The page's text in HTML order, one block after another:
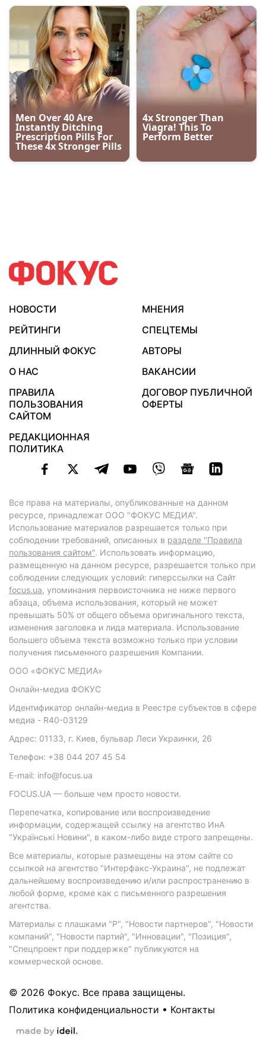
НОВОСТИ
МНЕНИЯ
РЕЙТИНГИ
СПЕЦТЕМЫ
ДЛИННЫЙ ФОКУС
АВТОРЫ
О НАС
ВАКАНСИИ
ПРАВИЛА
ПОЛЬЗОВАНИЯ
САЙТОМ
ДОГОВОР ПУБЛИЧНОЙ
ОФЕРТЫ
РЕДАКЦИОННАЯ
ПОЛИТИКА
Все права на материалы, опубликованные на данном
ресурсе, принадлежат ООО "ФОКУС МЕДИА".
Использование материалов разрешается только при
соблюдении требований, описанных в разделе "Правила
пользования сайтом". Использовать информацию,
размещенную на данном ресурсе, разрешается только при
соблюдении следующих условий: гиперссылки на Сайт
focus.ua, упоминания первоисточника не ниже первого
абзаца, объема использования, который не может
превышать 50% от общего объема оригинального текста,
изменения заголовка и лида материала. Использование
большего объема текста возможно только при условии
получения письменного разрешения Компании.
ООО «ФОКУС МЕДИА»
Онлайн-медиа ФОКУС
Идентификатор онлайн-медиа в Реестре субъектов в сфере
медиа - R40-03129
Адрес: 01133, г. Киев, бульвар Леси Украинки, 26
Телефон: +38 044 207 45 54
E-mail: info@focus.ua
FOCUS.UA — больше чем просто новости.
Перепечатка, копирование или воспроизведение
информации, содержащей ссылку на агентство ИнА
"Українські Новини", в каком-либо виде строго запрещены.
Все материалы, которые размещены на этом сайте со
ссылкой на агентство "Интерфакс-Украина", не подлежат
дальнейшему воспроизведению и/или распространению в
любой форме, кроме как с письменного разрешения
агентства.
Материалы с плашками "Р", "Новости партнеров", "Новости
компаний", "Новости партий", "Инновации", "Позиция",
"Спецпроект при поддержке" публикуются на
коммерческой основе.
© 2026 Фокус. Все права защищены.
Политика конфиденциальности • Контакты